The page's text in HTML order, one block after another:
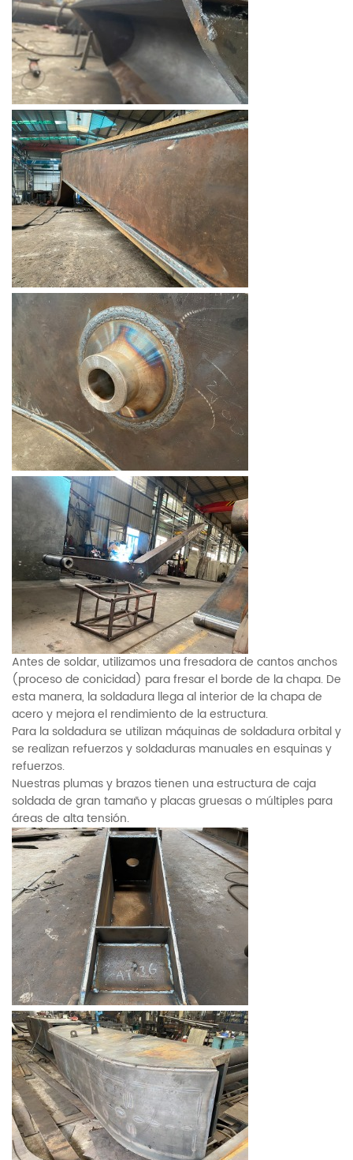
Antes de soldar, utilizamos una fresadora de cantos anchos
(proceso de conicidad) para fresar el borde de la chapa. De
esta manera, la soldadura llega al interior de la chapa de
acero y mejora el rendimiento de la estructura.
Para la soldadura se utilizan máquinas de soldadura orbital y
se realizan refuerzos y soldaduras manuales en esquinas y
refuerzos.
Nuestras plumas y brazos tienen una estructura de caja
soldada de gran tamaño y placas gruesas o múltiples para
áreas de alta tensión.